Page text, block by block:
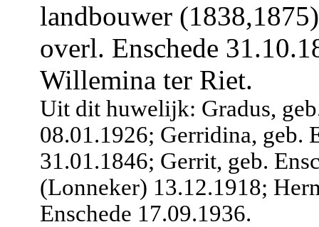
landbouwer
overl. Enschede
Willemina ter Riet.
Uit dit huwelijk: Gradus,
08.01.1926; Gerridina, geb.
31.01.1846; Gerrit, geb.
(Lonneker) 13.12.1918;
Enschede 17.09.1936.